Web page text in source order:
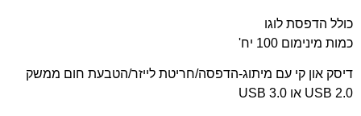
כולל הדפסת לוגו
כמות מינימום 100 יח'
דיסק און קי עם מיתוג-הדפסה/חריטת לייזר/הטבעת חום ממשק
USB 2.0 או USB 3.0